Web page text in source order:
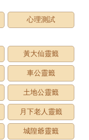
心理測試
黃大仙靈籤
車公靈籤
土地公靈籤
月下老人靈籤
城隍爺靈籤